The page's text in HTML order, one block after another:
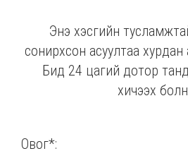
Энэ хэсгийн
сонирхсон асуултаа
Бид 24 цагий дотор танд
хичээх
Овог*: